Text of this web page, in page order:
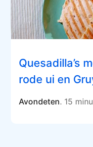
Quesadilla’s
rode ui en
Avondeten. 15